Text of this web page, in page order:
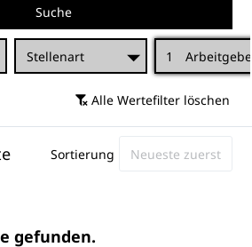
Suche
Stellenart 1
Alle Wertefilter löschen
Sortierung
gefunden.